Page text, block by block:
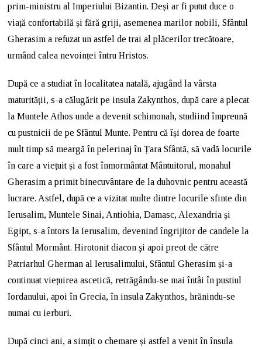
prim-ministru al Imperiului Bizantin. Deși ar fi putut duce o
viață confortabilă și fără griji, asemenea marilor nobili, Sfântul
Gherasim a refuzat un astfel de trai al plăcerilor trecătoare,
urmând calea nevoinței întru Hristos.
După ce a studiat în localitatea natală, ajugând la vârsta
maturității, s-a călugărit pe insula Zakynthos, după care a plecat
la Muntele Athos unde a devenit schimonah, studiind împreună
cu pustnicii de pe Sfântul Munte. Pentru că își dorea de foarte
mult timp să meargă în pelerinaj în Țara Sfântă, să vadă locurile
în care a viețuit și a fost înmormântat Mântuitorul, monahul
Gherasim a primit binecuvântare de la duhovnic pentru această
lucrare. Astfel, după ce a vizitat multe dintre locurile sfinte din
Ierusalim, Muntele Sinai, Antiohia, Damasc, Alexandria şi
Egipt, s-a întors la Ierusalim, devenind îngrijitor de candele la
Sfântul Mormânt. Hirotonit diacon şi apoi preot de către
Patriarhul Gherman al Ierusalimului, Sfântul Gherasim și-a
continuat viețuirea ascetică, retrăgându-se mai întâi în pustiul
Iordanului, apoi în Grecia, în insula Zakynthos, hrănindu-se
numai cu ierburi.
După cinci ani, a simțit o chemare și astfel a venit în însula